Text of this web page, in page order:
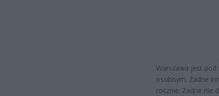
Warszawa jest
osobnym. Żadne
rocznie. Żadne nie